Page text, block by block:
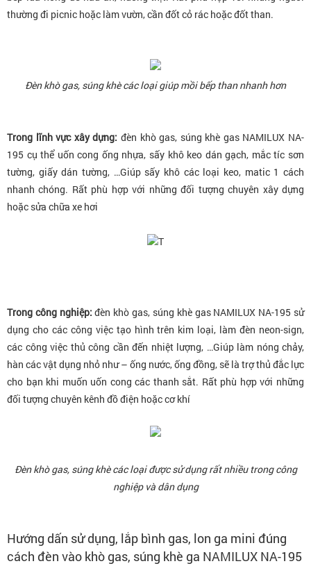
thường đi picnic hoặc làm vườn, cần đốt cỏ rác hoặc đốt than.
Đèn khò gas, súng khè các loại giúp mồi bếp than nhanh hơn
Trong lĩnh vực xây dựng: đèn khò gas, súng khè gas NAMILUX NA-
195 cụ thể uốn cong ống nhựa, sấy khô keo dán gạch, mắc tíc sơn
tường, giấy dán tường, …Giúp sấy khô các loại keo, matic 1 cách
nhanh chóng. Rất phù hợp với những đối tượng chuyên xây dựng
hoặc sửa chữa xe hơi
T
Trong công nghiệp:đèn khò gas, súng khè gas NAMILUX NA-195 sử
dụng cho các công việc tạo hình trên kim loại, làm đèn neon-sign,
các công việc thủ công cần đến nhiệt lượng, …Giúp làm nóng chảy,
hàn các vật dụng nhỏ như – ống nước, ống đồng, sẽ là trợ thủ đắc lực
cho bạn khi muốn uốn cong các thanh sắt. Rất phù hợp với những
đối tượng chuyên kênh đồ điện hoặc cơ khí
Đèn khò gas, súng khè các loại được sử dụng rất nhiều trong công
nghiệp và dân dụng
Hướng dấn sử dụng, lắp bình gas, lon ga mini đúng
cách đèn vào khò gas, súng khè ga NAMILUX NA-195